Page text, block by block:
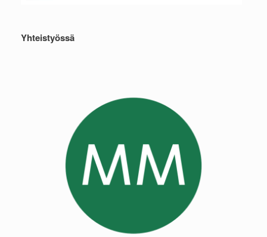
Yhteistyössä